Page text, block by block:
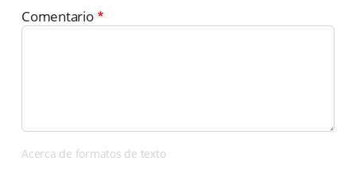
Comentario
Acerca de formatos de texto